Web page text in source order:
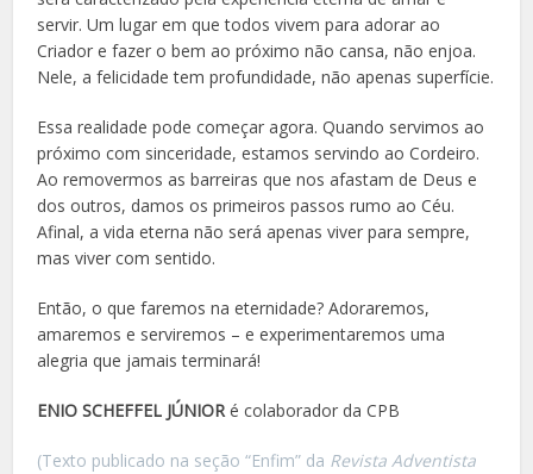
servir. Um lugar em que todos vivem para adorar ao
Criador e fazer o bem ao próximo não cansa, não enjoa.
Nele, a felicidade tem profundidade, não apenas superfície.
Essa realidade pode começar agora. Quando servimos ao
próximo com sinceridade, estamos servindo ao Cordeiro.
Ao removermos as barreiras que nos afastam de Deus e
dos outros, damos os primeiros passos rumo ao Céu.
Afinal, a vida eterna não será apenas viver para sempre,
mas viver com sentido.
Então, o que faremos na eternidade? Adoraremos,
amaremos e serviremos – e experimentaremos uma
alegria que jamais terminará!
ENIO SCHEFFEL JÚNIOR é colaborador da CPB
(Texto publicado na seção “Enfim” da Revista Adventista